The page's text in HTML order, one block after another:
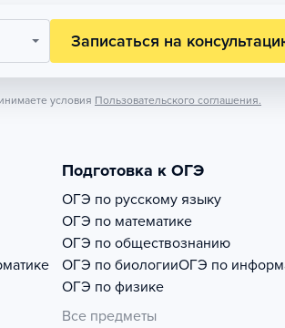
Записаться на
условия Пользовательского соглашения.
Подготовка к ОГЭ
ОГЭ по русскому языку
ОГЭ по математике
ОГЭ по обществознанию
ОГЭ по биологииОГЭ по
ОГЭ по физике
Все предметы